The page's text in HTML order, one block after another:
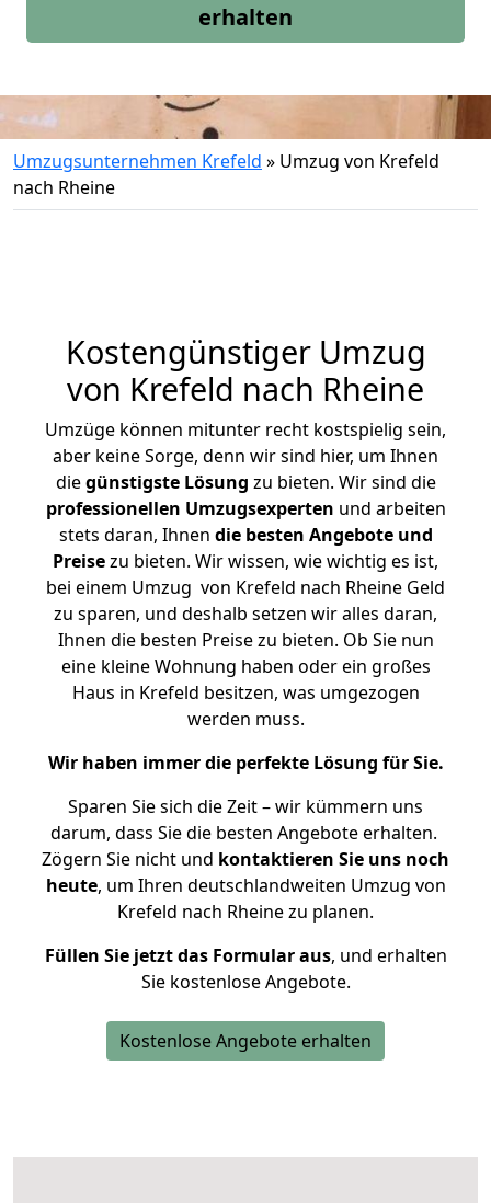
erhalten
Umzugsunternehmen Krefeld » Umzug von Krefeld
nach Rheine
Kostengünstiger Umzug
von Krefeld nach Rheine
Umzüge können mitunter recht kostspielig sein,
aber keine Sorge, denn wir sind hier, um Ihnen
diegünstigste Lösung zu bieten. Wir sind die
professionellen Umzugsexperten und arbeiten
stets daran, Ihnen die besten Angebote und
Preisezu bieten. Wir wissen, wie wichtig es ist,
bei einem Umzug von Krefeld nach Rheine Geld
zu sparen, und deshalb setzen wir alles daran,
Ihnen die besten Preise zu bieten. Ob Sie nun
eine kleine Wohnung haben oder ein großes
Haus in Krefeld besitzen, was umgezogen
werden muss.
Wir haben immer die perfekte Lösung für Sie.
Sparen Sie sich die Zeit – wir kümmern uns
darum, dass Sie die besten Angebote erhalten.
Zögern Sie nicht und kontaktieren Sie uns noch
heute, um Ihren deutschlandweiten Umzug von
Krefeld nach Rheine zu planen.
Füllen Sie jetzt das Formular aus, und erhalten
Sie kostenlose Angebote.
Kostenlose Angebote erhalten